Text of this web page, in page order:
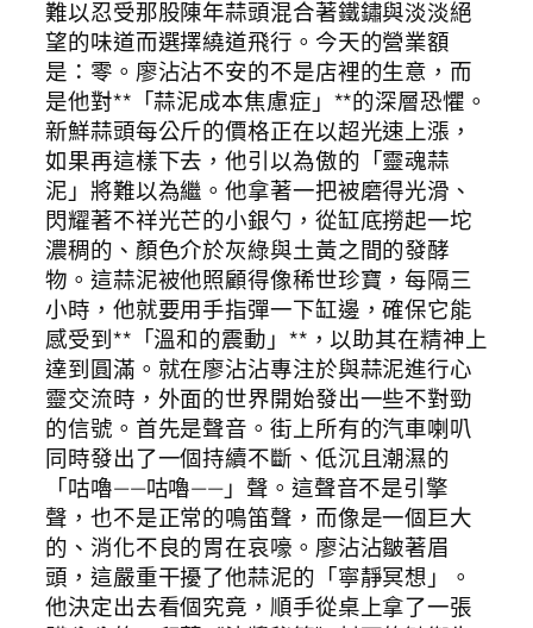
難以忍受那股陳年蒜頭混合著鐵鏽與淡淡絕
望的味道而選擇繞道飛行。今天的營業額
是：零。廖沾沾不安的不是店裡的生意，而
是他對**「蒜泥成本焦慮症」**的深層恐懼。
新鮮蒜頭每公斤的價格正在以超光速上漲，
如果再這樣下去，他引以為傲的「靈魂蒜
泥」將難以為繼。他拿著一把被磨得光滑、
閃耀著不祥光芒的小銀勺，從缸底撈起一坨
濃稠的、顏色介於灰綠與土黃之間的發酵
物。這蒜泥被他照顧得像稀世珍寶，每隔三
小時，他就要用手指彈一下缸邊，確保它能
感受到**「溫和的震動」**，以助其在精神上
達到圓滿。就在廖沾沾專注於與蒜泥進行心
靈交流時，外面的世界開始發出一些不對勁
的信號。首先是聲音。街上所有的汽車喇叭
同時發出了一個持續不斷、低沉且潮濕的
「咕嚕——咕嚕——」聲。這聲音不是引擎
聲，也不是正常的鳴笛聲，而像是一個巨大
的、消化不良的胃在哀嚎。廖沾沾皺著眉
頭，這嚴重干擾了他蒜泥的「寧靜冥想」。
他決定出去看個究竟，順手從桌上拿了一張